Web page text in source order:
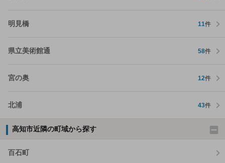
明見橋 11件
県立美術館通 58件
宮の奥 12件
北浦 43件
高知市近隣の町域から探す
百石町